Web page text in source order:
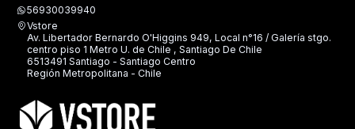
56930039940
Vstore
Av. Libertador Bernardo O'Higgins 949, Local n°16 / Galería stgo.
centro piso 1 Metro U. de Chile , Santiago De Chile
6513491 Santiago - Santiago Centro
Región Metropolitana - Chile